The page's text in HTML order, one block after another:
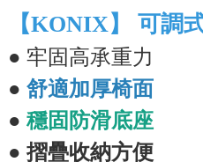
【KONIX】 可調
● 牢固高承重力
● 舒適加厚椅面
● 穩固防滑底座
● 摺疊收納方便